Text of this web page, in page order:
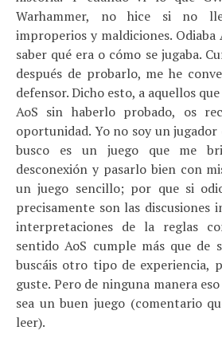
Warhammer, no hice si no
improperios y maldiciones. Odiaba
saber qué era o cómo se jugaba.
después de probarlo, me he
defensor. Dicho esto, a aquellos
AoS sin haberlo probado, os
oportunidad. Yo no soy un
busco es un juego que me
desconexión y pasarlo bien con
un juego sencillo; por que si
precisamente son las discusiones
interpretaciones de la reglas
sentido AoS cumple más que de
buscáis otro tipo de experiencia,
guste. Pero de ninguna manera
sea un buen juego (comentario
leer).